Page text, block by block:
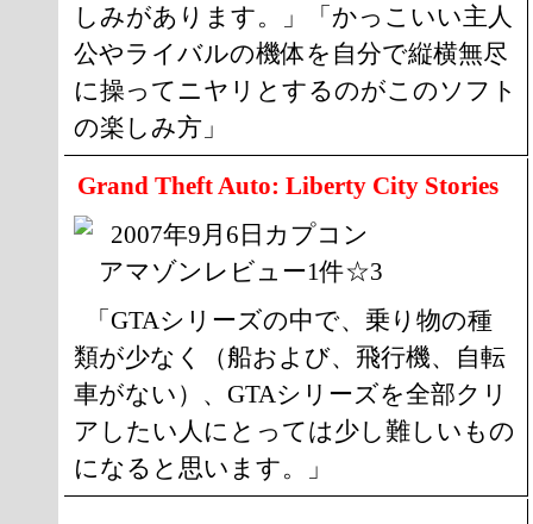
しみがあります。」「かっこいい主人
公やライバルの機体を自分で縦横無尽
に操ってニヤリとするのがこのソフト
の楽しみ方」
Grand Theft Auto: Liberty City Stories
2007年9月6日カプコン
アマゾンレビュー1件☆3
「GTAシリーズの中で、乗り物の種
類が少なく（船および、飛行機、自転
車がない）、GTAシリーズを全部クリ
アしたい人にとっては少し難しいもの
になると思います。」